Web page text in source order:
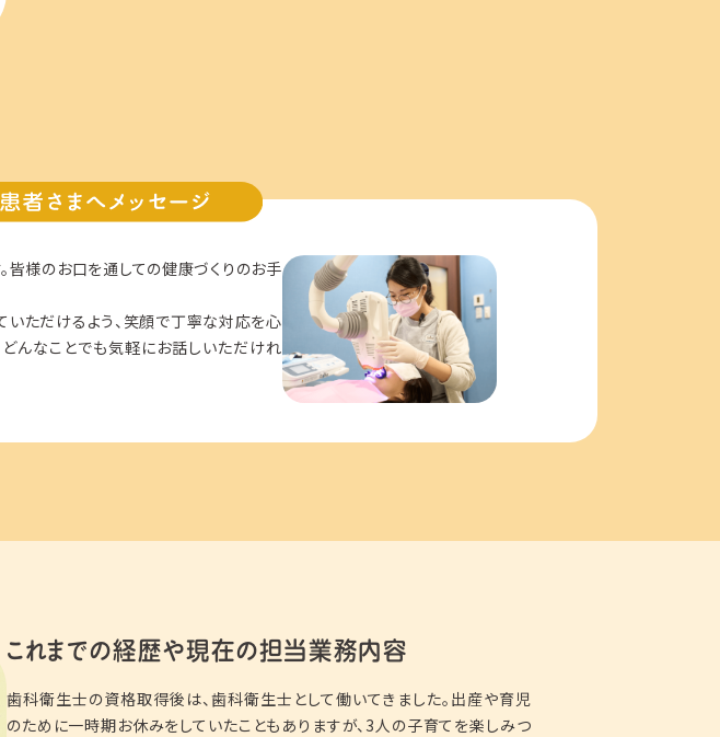
皆様のお口を通しての健康づくりのお手
いただけるよう、笑顔で丁寧な対応を心
んなことでも気軽にお話しいただけれ
これまでの経歴や現在の担当業務内容
歯科衛生士の資格取得後は、歯科衛生士として働いてきました。出産や育児
のために一時期お休みをしていたこともありますが、3人の子育てを楽しみつ